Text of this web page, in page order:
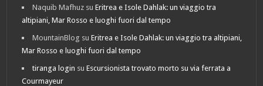
Naquib Mafhuz suEritrea e Isole Dahlak: un viaggio tra
altipiani, Mar Rosso e luoghi fuori dal tempo
MountainBlog suEritrea e Isole Dahlak: un viaggio tra altipiani,
Mar Rosso e luoghi fuori dal tempo
tiranga login suEscursionista trovato morto su via ferrata a
Courmayeur